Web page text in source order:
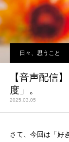
日々、思うこと
【音声配信
度」。
2025.03.05
さて、今回は「好